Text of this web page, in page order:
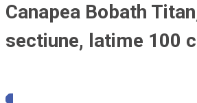
Canapea Bobath
sectiune, latime 100